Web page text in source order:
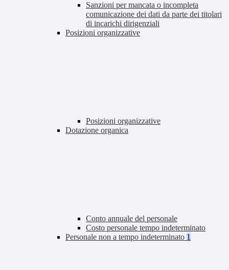
Sanzioni per mancata o incompleta
comunicazione dei dati da parte dei titolari
di incarichi dirigenziali
Posizioni organizzative
Posizioni organizzative
Dotazione organica
Conto annuale del personale
Costo personale tempo indeterminato
Personale non a tempo indeterminato 1